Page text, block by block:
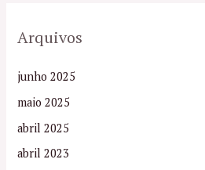
Arquivos
junho 2025
maio 2025
abril 2025
abril 2023